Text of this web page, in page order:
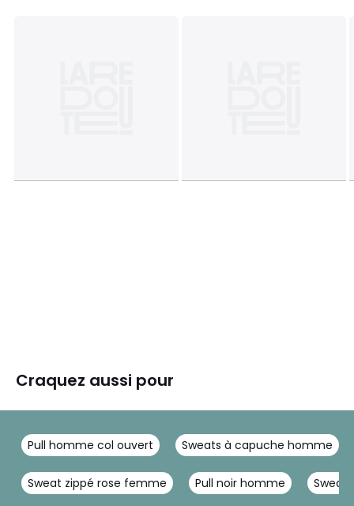
Craquez aussi pour
Pull homme col ouvert Sweats à capuche homme
Sweat zippé rose femme Pull noir homme Sweat